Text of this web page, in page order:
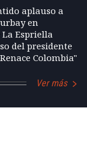
aplauso a
en
La Espriella
del presidente
Colombia"
Ver más